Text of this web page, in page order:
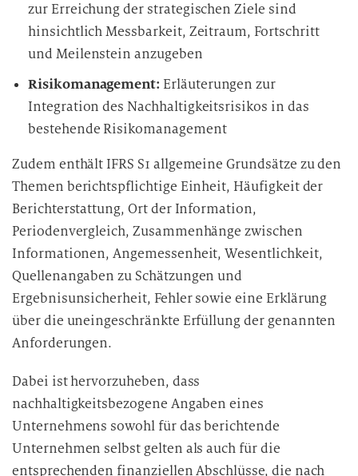
b
e
i
u
n
g
zur Erreichung der strategischen Ziele sind
hinsichtlich Messbarkeit, Zeitraum, Fortschritt
und Meilenstein anzugeben
Risikomanagement: Erläuterungen zur
Integration des Nachhaltigkeitsrisikos in das
bestehende Risikomanagement
Zudem enthält IFRS S1 allgemeine Grundsätze zu den
Themen berichtspflichtige Einheit, Häufigkeit der
Berichterstattung, Ort der Information,
Periodenvergleich, Zusammenhänge zwischen
Informationen, Angemessenheit, Wesentlichkeit,
Quellenangaben zu Schätzungen und
Ergebnisunsicherheit, Fehler sowie eine Erklärung
über die uneingeschränkte Erfüllung der genannten
Anforderungen.
Dabei ist hervorzuheben, dass
nachhaltigkeitsbezogene Angaben eines
Unternehmens sowohl für das berichtende
Unternehmen selbst gelten als auch für die
entsprechenden finanziellen Abschlüsse, die nach